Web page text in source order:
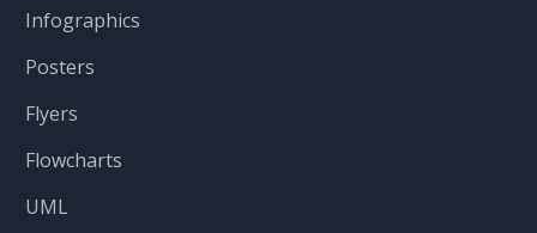
Infographics
Posters
Flyers
Flowcharts
UML